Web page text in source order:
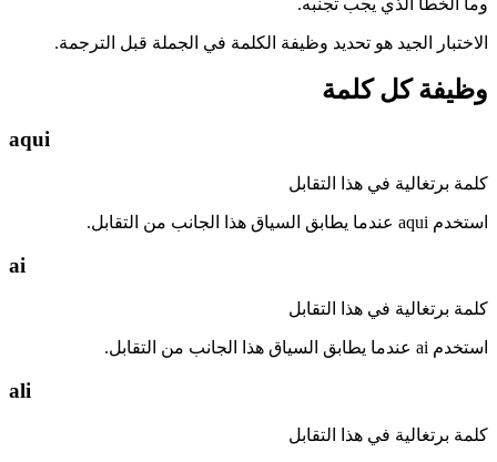
الاختبار الجيد هو تحديد وظيفة الكلمة في الجملة قبل الترجمة.
وظيفة كل كلمة
aqui
كلمة برتغالية في هذا التقابل
استخدم aqui عندما يطابق السياق هذا الجانب من التقابل.
ai
كلمة برتغالية في هذا التقابل
استخدم ai عندما يطابق السياق هذا الجانب من التقابل.
ali
كلمة برتغالية في هذا التقابل